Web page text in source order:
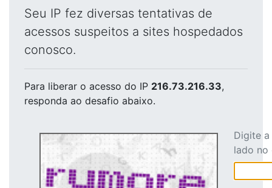
Seu IP fez diversas tentativas de
acessos suspeitos a sites hospedados
conosco.
Para liberar o acesso do IP 216.73.216.33,
responda ao desafio abaixo.
Digite
lado no